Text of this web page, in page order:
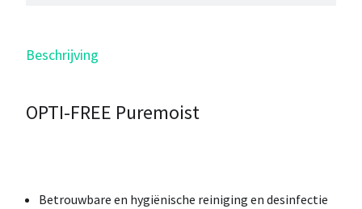
Beschrijving
OPTI-FREE Puremoist
Betrouwbare en hygiënische reiniging en desinfectie